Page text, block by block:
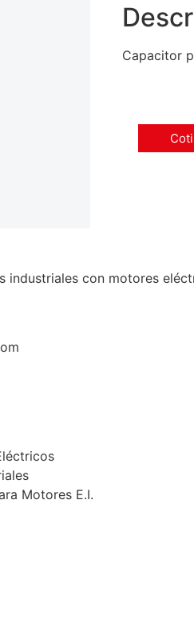
Capacitor
industriales con motores
Motores E.I.